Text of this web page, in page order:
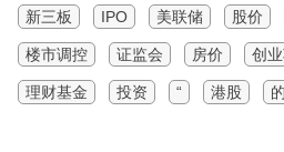
新三板 IPO 美联储 股价
楼市调控 证监会 房价 创
理财基金 投资 “ 港股 的